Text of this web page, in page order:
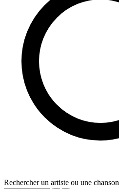
Rechercher un artiste ou une chanson